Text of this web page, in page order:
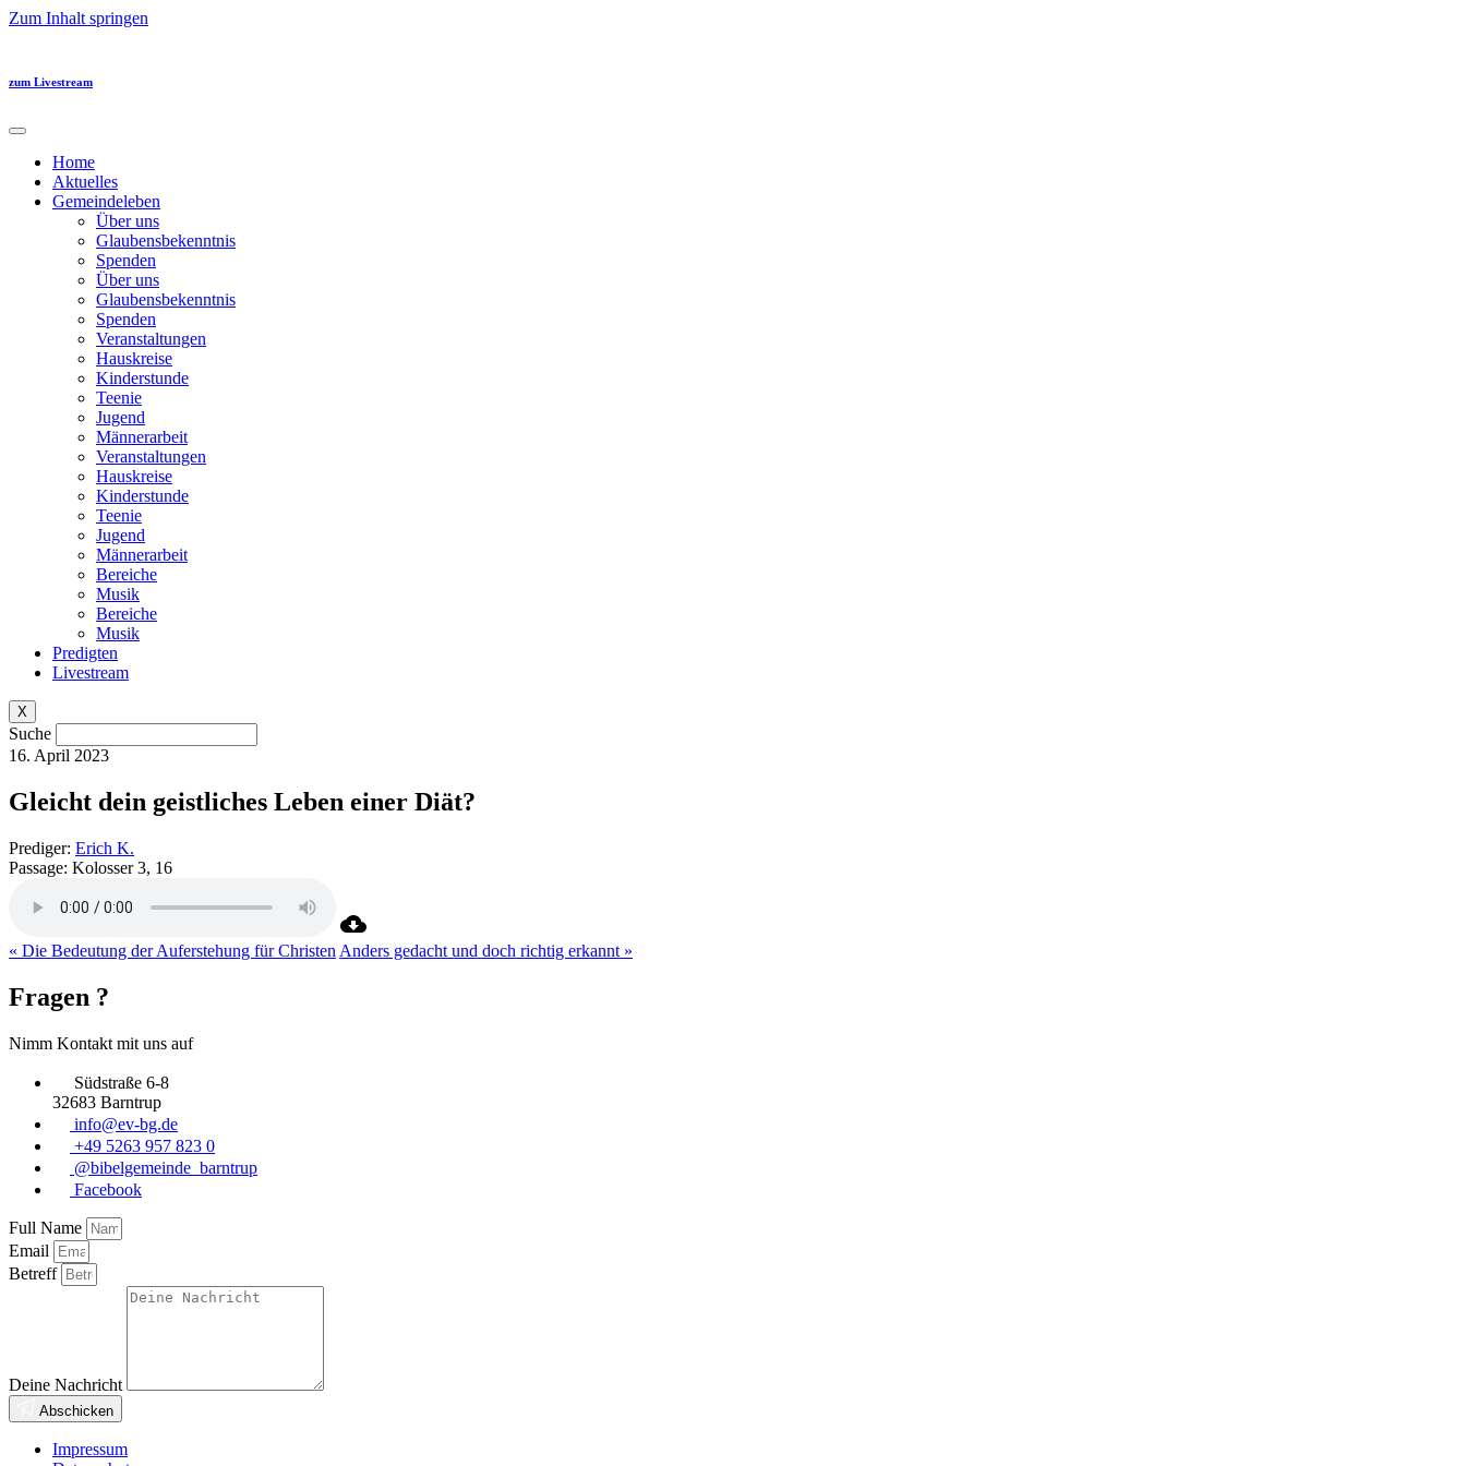
Zum Inhalt springen
zum Livestream
Home
Aktuelles
Gemeindeleben
Über uns
Glaubensbekenntnis
Spenden
Über uns
Glaubensbekenntnis
Spenden
Veranstaltungen
Hauskreise
Kinderstunde
Teenie
Jugend
Männerarbeit
Veranstaltungen
Hauskreise
Kinderstunde
Teenie
Jugend
Männerarbeit
Bereiche
Musik
Bereiche
Musik
Predigten
Livestream
X
Suche
16. April 2023
Gleicht dein geistliches Leben einer Diät?
Prediger: Erich K.
Passage: Kolosser 3, 16
« Die Bedeutung der Auferstehung für Christen Anders gedacht und doch richtig erkannt »
Fragen ?
Nimm Kontakt mit uns auf
Südstraße 6-8
32683 Barntrup
info@ev-bg.de
+49 5263 957 823 0
@bibelgemeinde_barntrup
Facebook
Full Name
Email
Betreff
Deine Nachricht
Abschicken
Impressum